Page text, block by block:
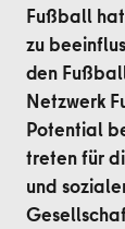
Fußball
zu
den
Netzwerk
Potential
treten für
und